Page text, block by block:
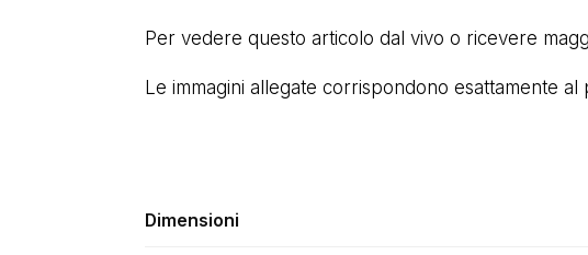
Per vedere questo articolo dal vivo o ricevere
Le immagini allegate corrispondono esattamente
Dimensioni